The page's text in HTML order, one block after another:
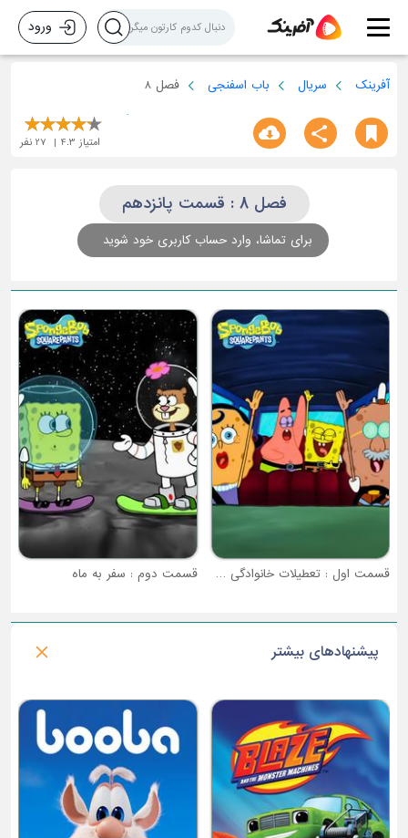
ورود
آفرینک سریال باب اسفنجی فصل 8
امتیاز 4.3
27 نفر
فصل 8 : قسمت پانزدهم
برای تماشا، وارد حساب کاربری خود شوید
قسمت اول : تعطیلات خانوادگی شلوار مکعبی قسمت دوم : سفر به ماه
پیشنهادهای بیشتر